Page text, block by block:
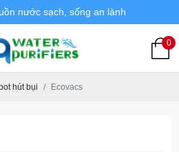
nước sạch, sống an lành
0
hút bụi Ecovacs